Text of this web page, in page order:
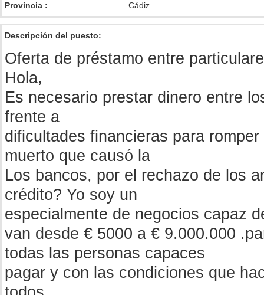
Provincia : Cádiz
Descripción del puesto:
Oferta de préstamo entre
Hola,
Es necesario prestar dinero entre
frente a
dificultades financieras para
muerto que causó la
Los bancos, por el rechazo de los
crédito? Yo soy un
especialmente de negocios capaz
van desde € 5000 a € 9.000.000
todas las personas capaces
pagar y con las condiciones que